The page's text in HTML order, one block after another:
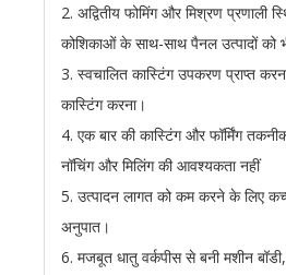
2. अद्वितीय फोमिंग और मिश्रण प्रणाली
कोशिकाओं के साथ-साथ पैनल उत्पादों को
3. स्वचालित कास्टिंग उपकरण प्राप्त
कास्टिंग करना।
4. एक बार की कास्टिंग और फॉर्मिंग
नॉचिंग और मिलिंग की आवश्यकता नहीं
5. उत्पादन लागत को कम करने के लिए
अनुपात।
6. मजबूत धातु वर्कपीस से बनी मशीन बॉडी,